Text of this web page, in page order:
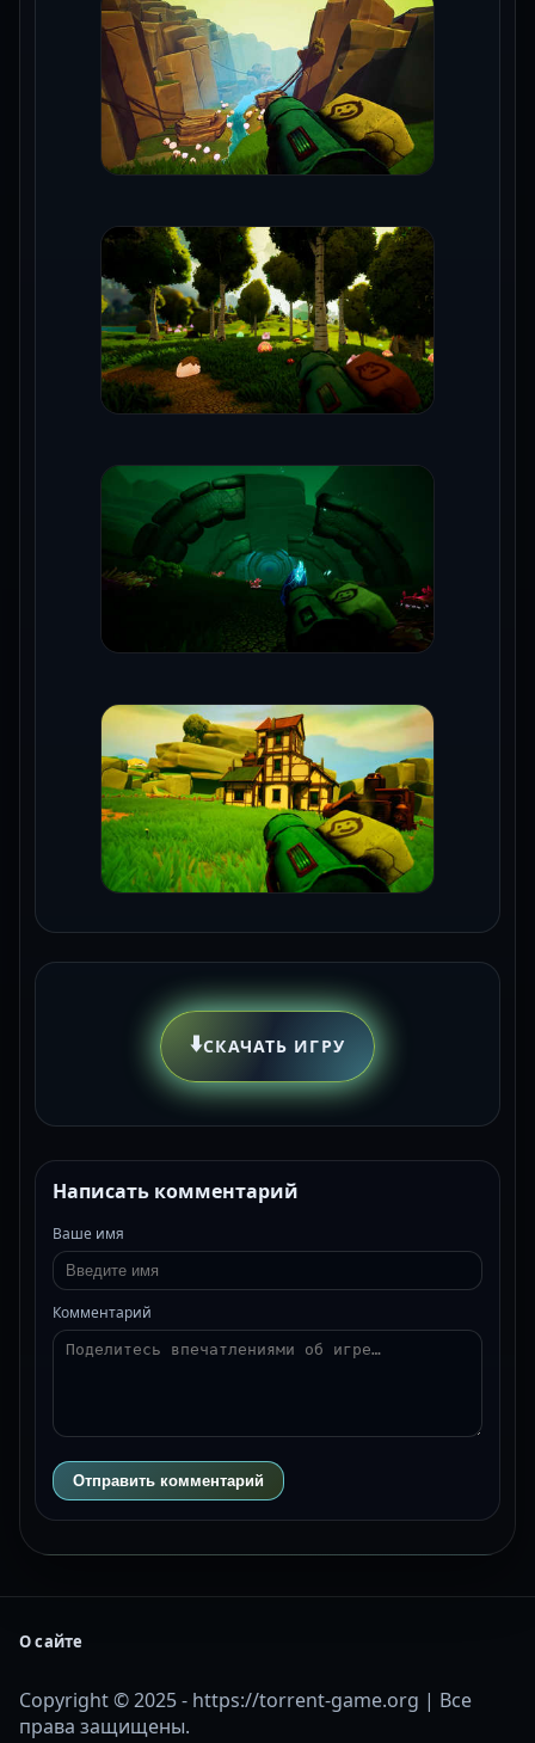
⬇️СКАЧАТЬ ИГРУ
Написать комментарий
Ваше имя
Комментарий
Отправить комментарий
О сайте
Copyright © 2025 - https://torrent-game.org | Все
права защищены.